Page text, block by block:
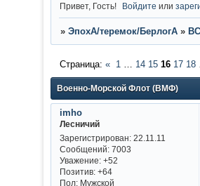
Привет, Гость! Войдите или
» ЭпохА/теремок/БерлогА »
Военно-Морской Флот (ВМФ)
Страница: « 1 … 14 15 16 17 18
imho
Лесничий
Зарегистрирован: 22.11.11
Сообщений:7003
Уважение: +52
Позитив: +64
Пол:Мужской